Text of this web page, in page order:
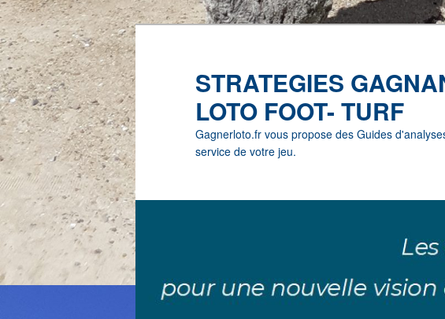
STRATEGIES
LOTO FOOT- TURF
Gagnerloto.fr vous propose des Guides
service de votre jeu.